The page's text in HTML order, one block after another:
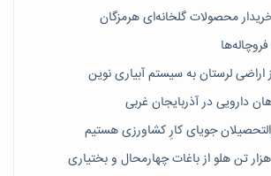
محصولات گلخانه‌ای هرمزگان
جویای کارِ کشاورزی هستیم